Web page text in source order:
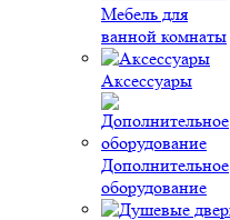
Мебель для
ванной комнаты
Аксессуары
Дополнительное
оборудование